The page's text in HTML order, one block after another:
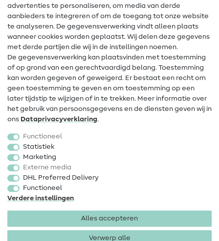
Hulp & contact
Contact
Wijziging van eigenaar
FAQ
Herroepingsrecht
Populair
Fournituren
Sale
advertenties te personaliseren, om media van derde
aanbieders te integreren of om de toegang tot onze website
te analyseren. De gegevensverwerking vindt alleen plaats
wanneer cookies worden geplaatst. Wij delen deze gegevens
met derde partijen die wij in de instellingen noemen.
De gegevensverwerking kan plaatsvinden met toestemming
of op grond van een gerechtvaardigd belang. Toestemming
kan worden gegeven of geweigerd. Er bestaat een recht om
geen toestemming te geven en om toestemming op een
later tijdstip te wijzigen of in te trekken. Meer informatie over
het gebruik van persoonsgegevens en de diensten geven wij in
ons Data­privacy­verklaring.
Functioneel
Statistiek
Marketing
Externe media
DHL Preferred Delivery
Functioneel
Verdere instellingen
Alles accepteren
Verwerp alle
Colofon Privacy
Algemene voorwaarden